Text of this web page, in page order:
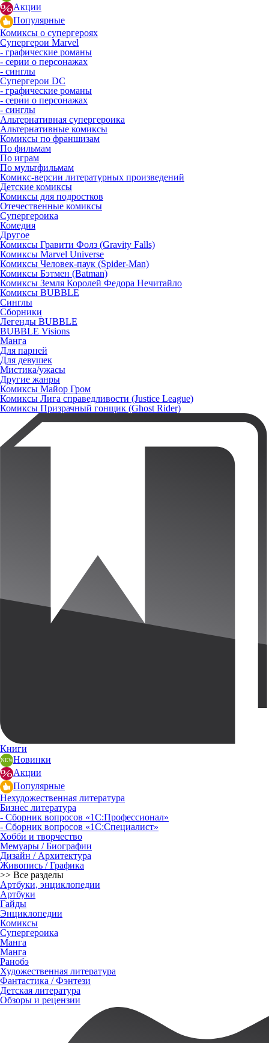
Акции
Популярные
Комиксы о супергероях
Супергерои Marvel
- графические романы
- серии о персонажах
- синглы
Супергерои DC
- графические романы
- серии о персонажах
- синглы
Альтернативная супергероика
Альтернативные комиксы
Комиксы по франшизам
По фильмам
По играм
По мультфильмам
Комикс-версии литературных произведений
Детские комиксы
Комиксы для подростков
Отечественные комиксы
Супергероика
Комедия
Другое
Комиксы Гравити Фолз (Gravity Falls)
Комиксы Marvel Universe
Комиксы Человек-паук (Spider-Man)
Комиксы Бэтмен (Batman)
Комиксы Земля Королей Федора Нечитайло
Комиксы BUBBLE
Синглы
Сборники
Легенды BUBBLE
BUBBLE Visions
Манга
Для парней
Для девушек
Мистика/ужасы
Другие жанры
Комиксы Майор Гром
Комиксы Лига справедливости (Justice League)
Комиксы Призрачный гонщик (Ghost Rider)
Книги
Новинки
Акции
Популярные
Нехудожественная литература
Бизнес литература
- Сборник вопросов «1С:Профессионал»
- Сборник вопросов «1С:Специалист»
Хобби и творчество
Мемуары / Биографии
Дизайн / Архитектура
Живопись / Графика
>> Все разделы
Артбуки, энциклопедии
Артбуки
Гайды
Энциклопедии
Комиксы
Супергероика
Манга
Манга
Ранобэ
Художественная литература
Фантастика / Фэнтези
Детская литература
Обзоры и рецензии